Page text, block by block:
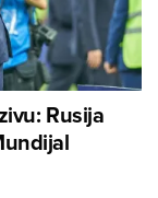
Rusija